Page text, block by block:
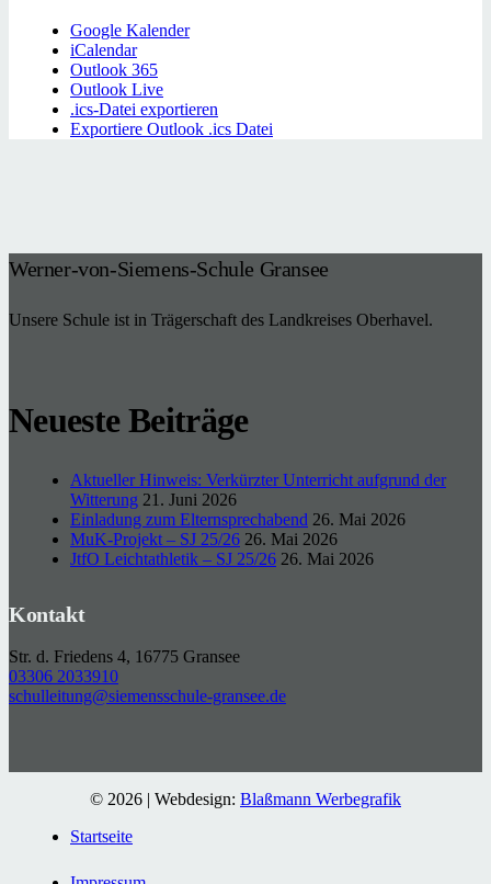
Google Kalender
iCalendar
Outlook 365
Outlook Live
.ics-Datei exportieren
Exportiere Outlook .ics Datei
Werner-von-Siemens-Schule Gransee
Unsere Schule ist in Trägerschaft des Landkreises Oberhavel.
Neueste Beiträge
Aktueller Hinweis: Verkürzter Unterricht aufgrund der
Witterung 21. Juni 2026
Einladung zum Elternsprechabend 26. Mai 2026
MuK-Projekt – SJ 25/26 26. Mai 2026
JtfO Leichtathletik – SJ 25/26 26. Mai 2026
Kontakt
Str. d. Friedens 4, 16775 Gransee
03306 2033910
schulleitung@siemensschule-gransee.de
© 2026 | Webdesign: Blaßmann Werbegrafik
Startseite